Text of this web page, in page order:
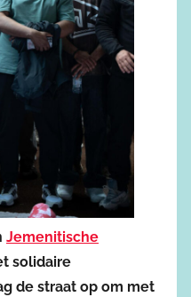
Jemenitische
solidaire
de straat op om met